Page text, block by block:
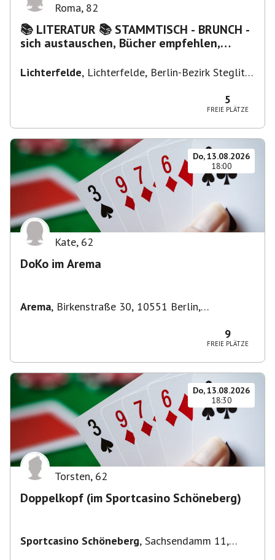
Roma, 82
📚 LITERATUR 📚 STAMMTISCH - BRUNCH -
sich austauschen, Bücher empfehlen,
Lichterfelde, Lichterfelde, Berlin-Bezirk Steglitz-
5
FREIE PLÄTZE
Do, 13.08.2026
18:00
Kate, 62
DoKo im Arema
Arema, Birkenstraße 30, 10551 Berlin,
9
FREIE PLÄTZE
Do, 13.08.2026
18:30
Torsten, 62
Doppelkopf (im Sportcasino Schöneberg)
Sportcasino Schöneberg, Sachsendamm 11,